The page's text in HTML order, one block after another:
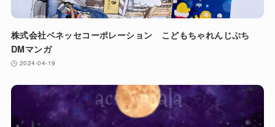
株式会社ベネッセコーポレーション こどもちゃれんじぷち
DMマンガ
2024-04-19